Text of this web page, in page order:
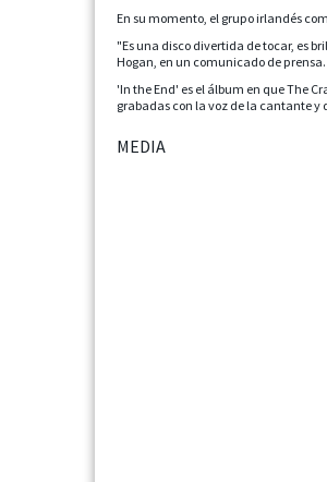
En su momento, el grupo irlandés
"Es una disco divertida de tocar, es
Hogan, en un comunicado de prensa.
'In the End' es el álbum en que The
grabadas con la voz de la cantante
MEDIA